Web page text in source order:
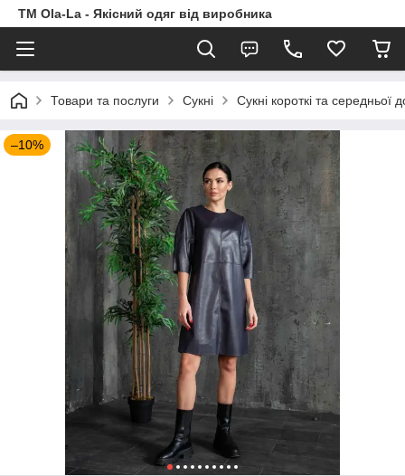
TM Ola-La - Якісний одяг від виробника
Товари та послуги Сукні Сукні короткі та середньої
–10%